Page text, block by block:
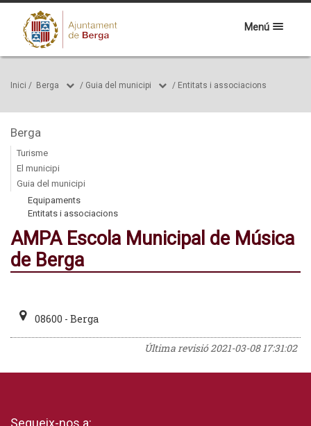
Menú
Inici / Berga / Guia del municipi / Entitats i associacions
Berga
Turisme
El municipi
Guia del municipi
Equipaments
Entitats i associacions
AMPA Escola Municipal de Música
de Berga
08600 - Berga
Última revisió2021-03-08 17:31:02
Segueix-nos a: